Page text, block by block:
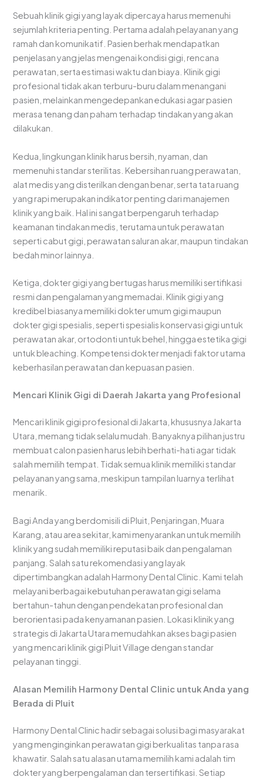
Sebuah klinik gigi yang layak dipercaya harus memenuhi
sejumlah kriteria penting. Pertama adalah pelayanan yang
ramah dan komunikatif. Pasien berhak mendapatkan
penjelasan yang jelas mengenai kondisi gigi, rencana
perawatan, serta estimasi waktu dan biaya. Klinik gigi
profesional tidak akan terburu-buru dalam menangani
pasien, melainkan mengedepankan edukasi agar pasien
merasa tenang dan paham terhadap tindakan yang akan
dilakukan.
Kedua, lingkungan klinik harus bersih, nyaman, dan
memenuhi standar sterilitas. Kebersihan ruang perawatan,
alat medis yang disterilkan dengan benar, serta tata ruang
yang rapi merupakan indikator penting dari manajemen
klinik yang baik. Hal ini sangat berpengaruh terhadap
keamanan tindakan medis, terutama untuk perawatan
seperti cabut gigi, perawatan saluran akar, maupun tindakan
bedah minor lainnya.
Ketiga, dokter gigi yang bertugas harus memiliki sertifikasi
resmi dan pengalaman yang memadai. Klinik gigi yang
kredibel biasanya memiliki dokter umum gigi maupun
dokter gigi spesialis, seperti spesialis konservasi gigi untuk
perawatan akar, ortodonti untuk behel, hingga estetika gigi
untuk bleaching. Kompetensi dokter menjadi faktor utama
keberhasilan perawatan dan kepuasan pasien.
Mencari Klinik Gigi di Daerah Jakarta yang Profesional
Mencari klinik gigi profesional di Jakarta, khususnya Jakarta
Utara, memang tidak selalu mudah. Banyaknya pilihan justru
membuat calon pasien harus lebih berhati-hati agar tidak
salah memilih tempat. Tidak semua klinik memiliki standar
pelayanan yang sama, meskipun tampilan luarnya terlihat
menarik.
Bagi Anda yang berdomisili di Pluit, Penjaringan, Muara
Karang, atau area sekitar, kami menyarankan untuk memilih
klinik yang sudah memiliki reputasi baik dan pengalaman
panjang. Salah satu rekomendasi yang layak
dipertimbangkan adalah Harmony Dental Clinic. Kami telah
melayani berbagai kebutuhan perawatan gigi selama
bertahun-tahun dengan pendekatan profesional dan
berorientasi pada kenyamanan pasien. Lokasi klinik yang
strategis di Jakarta Utara memudahkan akses bagi pasien
yang mencari klinik gigi Pluit Village dengan standar
pelayanan tinggi.
Alasan Memilih Harmony Dental Clinic untuk Anda yang
Berada di Pluit
Harmony Dental Clinic hadir sebagai solusi bagi masyarakat
yang menginginkan perawatan gigi berkualitas tanpa rasa
khawatir. Salah satu alasan utama memilih kami adalah tim
dokter yang berpengalaman dan tersertifikasi. Setiap